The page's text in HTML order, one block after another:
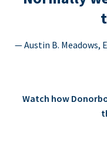
— Austin B. Meadows,
Watch how